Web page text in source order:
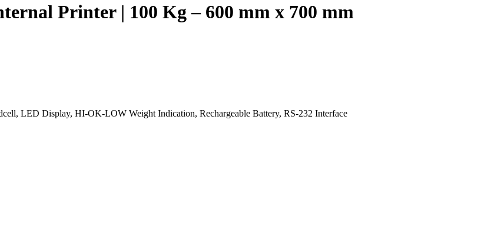
Printer | 100 Kg – 600 mm x 700 mm
LED Display, HI-OK-LOW Weight Indication, Rechargeable Battery, RS-232 Interface